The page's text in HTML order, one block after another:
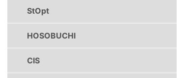
StOpt
HOSOBUCHI
CIS